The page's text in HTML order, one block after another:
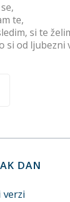
te,
si te
si od ljubezni
DAN
verzi